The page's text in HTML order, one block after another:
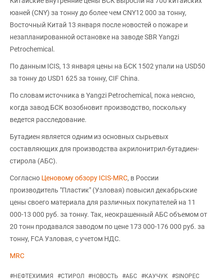
юаней (CNY) за тонну до более чем CNY12 000 за тонну,
Восточный Китай 13 января после новостей о пожаре и
незапланированной остановке на заводе SBR Yangzi
Petrochemical.
По данным ICIS, 13 января цены на БСК 1502 упали на USD50
за тонну до USD1 625 за тонну, CIF China.
По словам источника в Yangzi Petrochemical, пока неясно,
когда завод БСК возобновит производство, поскольку
ведется расследование.
Бутадиен является одним из основных сырьевых
составляющих для производства акрилонитрил-бутадиен-
стирола (АБС).
Согласно Ценовому обзору ICIS-MRC, в России
производитель "Пластик" (Узловая) повысил декабрьские
цены своего материала для различных покупателей на 11
000-13 000 руб. за тонну. Так, неокрашенный АБС объемом от
20 тонн продавался заводом по цене 173 000-176 000 руб. за
тонну, FCA Узловая, с учетом НДС.
MRC
#НЕФТЕХИМИЯ #СТИРОЛ #НОВОСТЬ #АБС #КАУЧУК #SINOPEC